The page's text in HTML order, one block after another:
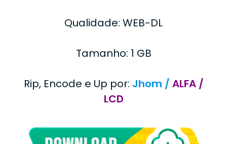
Qualidade: WEB-DL
Tamanho: 1 GB
Rip, Encode e Up por: Jhom / ALFA /
LCD